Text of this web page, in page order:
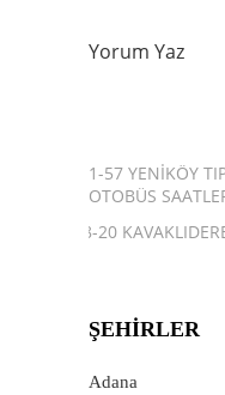
Yorum Yaz
1-57 YENIKÖY
OTOBÜS
48-20
ŞEHIRLER
Adana